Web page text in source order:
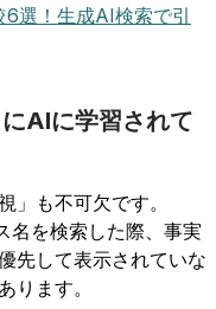
6選！生成AI検索で引
AIに学習されて
」も不可欠です。
名を検索した際、事実
先して表示されていな
ります。